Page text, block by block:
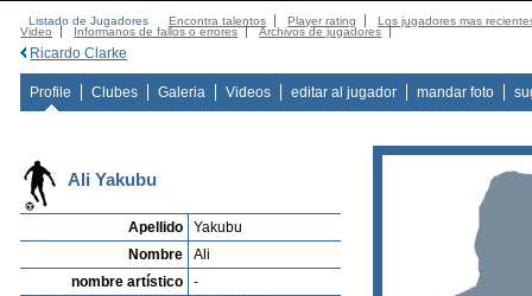
Listado de Jugadores Encontra talentos Player rating
Los jugadores mas
Video
Informanos de fallos o errores Archivos de jugadores
Ricardo Clarke
Profile Clubes Galeria Videos editar al jugador mandar foto
Ali Yakubu
Apellido
Yakubu
Nombre
Ali
nombre artístico
-